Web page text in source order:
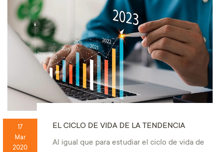
17
Mar
2020
EL CICLO DE VIDA DE LA TENDENCIA
Al igual que para estudiar el ciclo de vida de